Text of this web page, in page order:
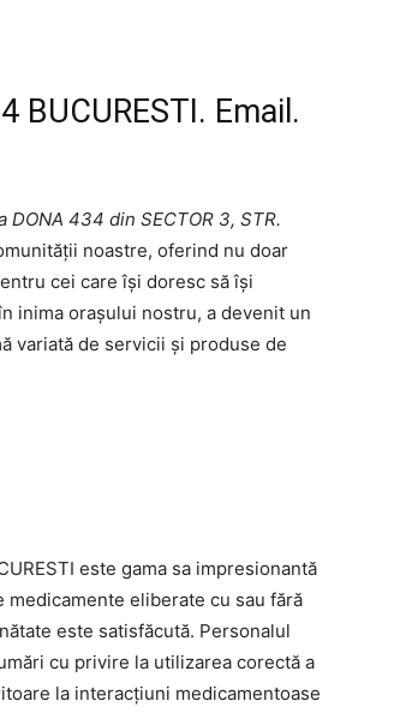
Email.
DONA 434 din SECTOR 3, STR.
noastre, oferind nu doar
cei care își doresc să își
inima orașului nostru, a devenit un
variată de servicii și produse de
este gama sa impresionantă
eliberate cu sau fără
este satisfăcută. Personalul
cu privire la utilizarea corectă a
la interacțiuni medicamentoase